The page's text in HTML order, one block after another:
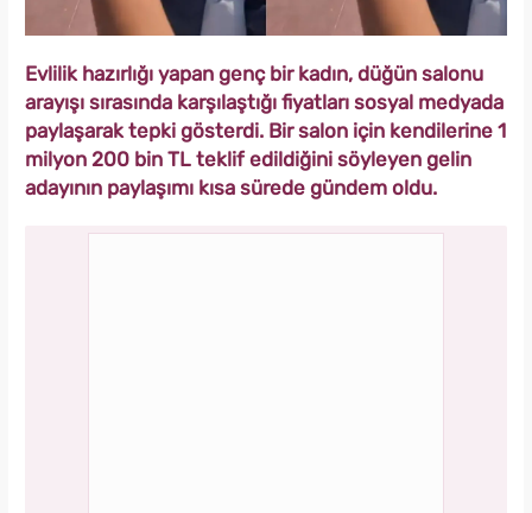
Evlilik hazırlığı yapan genç bir kadın, düğün salonu
arayışı sırasında karşılaştığı fiyatları sosyal medyada
paylaşarak tepki gösterdi. Bir salon için kendilerine 1
milyon 200 bin TL teklif edildiğini söyleyen gelin
adayının paylaşımı kısa sürede gündem oldu.